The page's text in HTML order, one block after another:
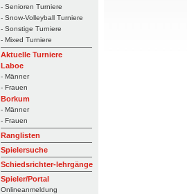
- Senioren Turniere
- Snow-Volleyball Turniere
- Sonstige Turniere
- Mixed Turniere
Aktuelle Turniere
Laboe
- Männer
- Frauen
Borkum
- Männer
- Frauen
Ranglisten
Spielersuche
Schiedsrichter-lehrgänge
Spieler/Portal
Onlineanmeldung